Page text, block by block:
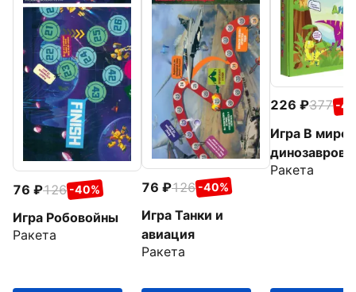
76 126 -40%
Игра Робовойны
Ракета
76 126 -40%
Игра Танки и
авиация
Ракета
226 377 -
Игра В мире
динозавров
Ракета